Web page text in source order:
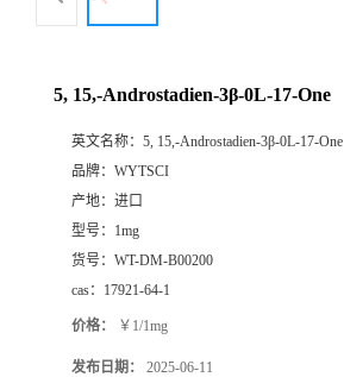
5, 15,-Androstadien-3β-0L-17-One
英文名称： 5, 15,-Androstadien-3β-0L-17-One
品牌： WYTSCI
产地： 进口
型号： 1mg
货号： WT-DM-B00200
cas： 17921-64-1
价格： ￥1/1mg
发布日期： 2025-06-11